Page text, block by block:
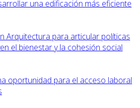
una edificación más eficiente
Arquitectura para articular políticas
el bienestar y la cohesión social
oportunidad para el acceso laboral